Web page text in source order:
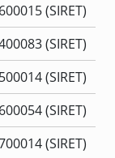
(SIRET)
(SIRET)
(SIRET)
(SIRET)
(SIRET)